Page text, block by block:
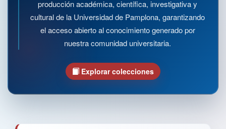
producción académica, científica, investigativa y
cultural de la Universidad de Pamplona, garantizando
el acceso abierto al conocimiento generado por
nuestra comunidad universitaria.
Explorar colecciones